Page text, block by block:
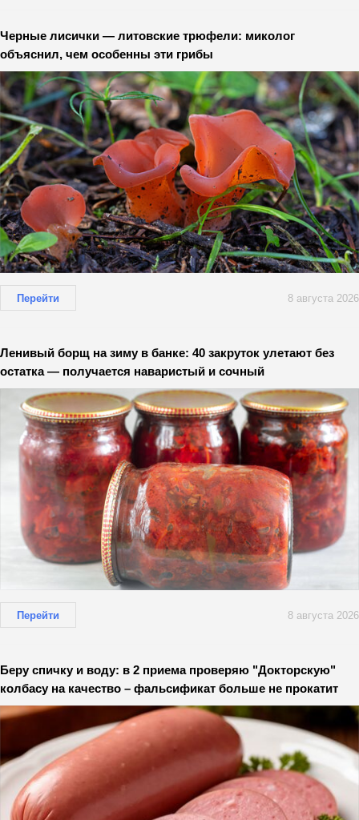
Черные лисички — литовские трюфели: миколог
объяснил, чем особенны эти грибы
Перейти 8 августа 2026
Ленивый борщ на зиму в банке: 40 закруток улетают без
остатка — получается наваристый и сочный
Перейти 8 августа 2026
Беру спичку и воду: в 2 приема проверяю "Докторскую"
колбасу на качество – фальсификат больше не прокатит